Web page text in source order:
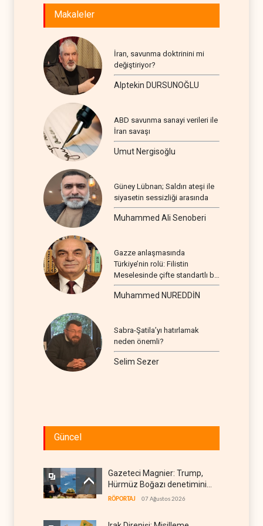
Makaleler
İran, savunma doktrinini mi
değiştiriyor?
Alptekin DURSUNOĞLU
ABD savunma sanayi verileri ile
İran savaşı
Umut Nergisoğlu
Güney Lübnan; Saldırı ateşi ile
siyasetin sessizliği arasında
Muhammed Ali Senoberi
Gazze anlaşmasında
Türkiye’nin rolü: Filistin
Meselesinde çifte standartlı bir
seyir
Muhammed NUREDDİN
Sabra-Şatila’yı hatırlamak
neden önemli?
Selim Sezer
Güncel
Gazeteci Magnier: Trump,
Hürmüz Boğazı denetimini
doğrudan İran ve Umman'a
RÖPORTAJ 07 Ağustos 2026